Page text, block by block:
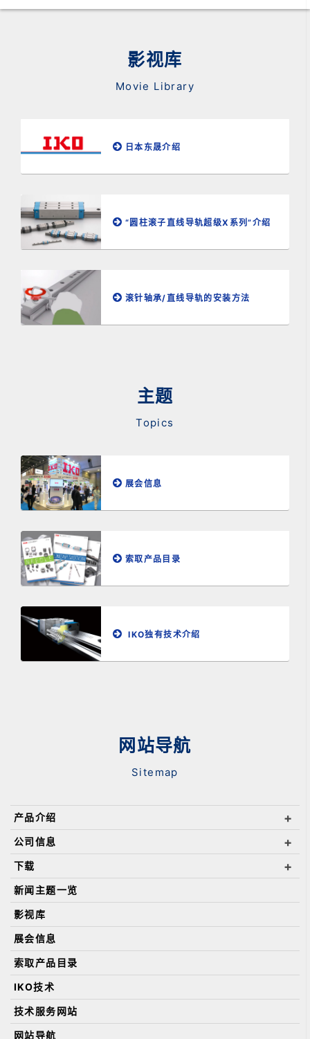
影视库
Movie Library
日本东晟介绍
“圆柱滚子直线导轨超级X系列”介绍
滚针轴承/直线导轨的安装方法
主题
Topics
展会信息
索取产品目录
IKO独有技术介绍
网站导航
Sitemap
产品介绍
公司信息
下载
新闻主题一览
影视库
展会信息
索取产品目录
IKO技术
技术服务网站
网站导航